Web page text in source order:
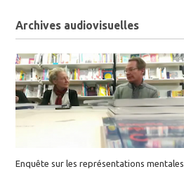
Archives audiovisuelles
Enquête sur les représentations mentales